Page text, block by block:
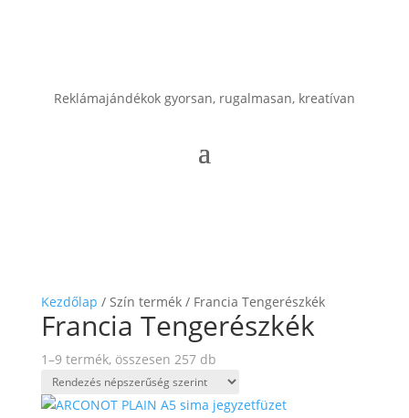
Reklámajándékok gyorsan, rugalmasan, kreatívan
Kezdőlap / Szín termék / Francia Tengerészkék
Francia Tengerészkék
1–9 termék, összesen 257 dbSorted
by
popularity